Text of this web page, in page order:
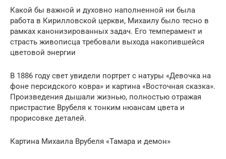
Какой бы важной и духовно наполненной ни была
работа в Кирилловской церкви, Михаилу было тесно в
рамках канонизированных задач. Его темперамент и
страсть живописца требовали выхода накопившейся
цветовой энергии
В 1886 году свет увидели портрет с натуры «Девочка на
фоне персидского ковра» и картина «Восточная сказка».
Произведения дышали жизнью, полностью отражая
пристрастие Врубеля к тонким нюансам цвета и
прорисовке деталей.
Картина Михаила Врубеля «Тамара и демон»